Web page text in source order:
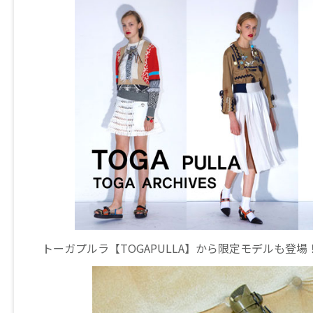
トーガプルラ【TOGAPULLA】から限定モデルも登場